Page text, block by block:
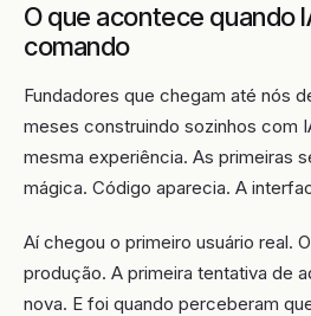
O que acontece quando
comando
Fundadores que chegam até nós
meses construindo sozinhos com
mesma experiência. As primeiras
mágica. Código aparecia. A
Aí chegou o primeiro usuário real.
produção. A primeira tentativa de
nova. E foi quando perceberam